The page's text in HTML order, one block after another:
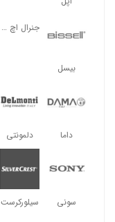
بیسل
جنرال اچ ال
داما دلمونتی
سونی سیلورکرست